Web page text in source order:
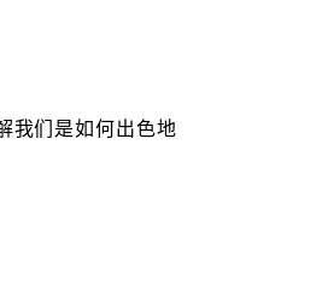
我们是如何出色地